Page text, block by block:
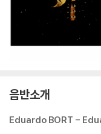
음반소개
Eduardo BORT -